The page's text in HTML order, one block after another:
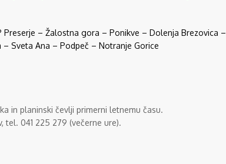
Preserje – Žalostna gora – Ponikve – Dolenja Brezovica –
Sveta Ana – Podpeč – Notranje Gorice
in planinski čevlji primerni letnemu času.
tel. 041 225 279 (večerne ure).